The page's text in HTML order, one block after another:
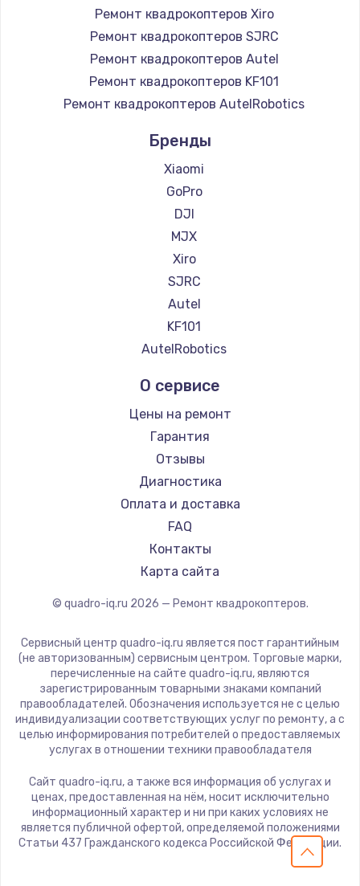
Ремонт квадрокоптеров Xiro
Ремонт квадрокоптеров SJRC
Ремонт квадрокоптеров Autel
Ремонт квадрокоптеров KF101
Ремонт квадрокоптеров AutelRobotics
Бренды
Xiaomi
GoPro
DJI
MJX
Xiro
SJRC
Autel
KF101
AutelRobotics
О сервисе
Цены на ремонт
Гарантия
Отзывы
Диагностика
Оплата и доставка
FAQ
Контакты
Карта сайта
© quadro-iq.ru 2026 — Ремонт квадрокоптеров.
Сервисный центр quadro-iq.ru является пост гарантийным
(не авторизованным) сервисным центром. Торговые марки,
перечисленные на сайте quadro-iq.ru, являются
зарегистрированным товарными знаками компаний
правообладателей. Обозначения используется не с целью
индивидуализации соответствующих услуг по ремонту, а с
целью информирования потребителей о предоставляемых
услугах в отношении техники правообладателя
Сайт quadro-iq.ru, а также вся информация об услугах и
ценах, предоставленная на нём, носит исключительно
информационный характер и ни при каких условиях не
является публичной офертой, определяемой положениями
Статьи 437 Гражданского кодекса Российской Федерации.